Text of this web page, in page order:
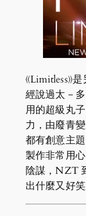
《Limitless》
經說過太－
用的超級丸
力，由廢青
都有創意主
製作非常用
陰謀，NZT
出什麼又好